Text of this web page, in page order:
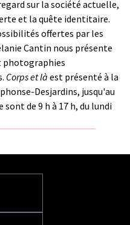
sur la société actuelle,
et la quête identitaire.
offertes par les
Cantin nous présente
photographies
Corps et là est présenté à la
Desjardins, jusqu'au
sont de 9 h à 17 h, du lundi